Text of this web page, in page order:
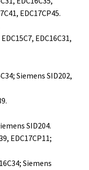
EDC17CP45.
EDC16C31,
Siemens SID202,
SID204.
EDC17CP11;
Siemens